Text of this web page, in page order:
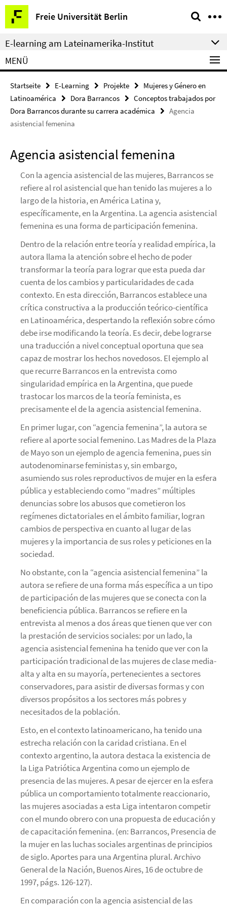
Springe
direkt
zu
Inhalt
Freie Universität Berlin
Service-
Navigation
E-learning am Lateinamerika-Institut
MENÜ
Startseite E-Learning Projekte
Mujeres y Género en
Latinoamérica
Dora Barrancos
Conceptos trabajados por
Dora Barrancos durante su carrera académica
Agencia
asistencial femenina
Agencia asistencial femenina
Con la agencia asistencial de las mujeres, Barrancos se
refiere al rol asistencial que han tenido las mujeres a lo
largo de la historia, en América Latina y,
específicamente, en la Argentina. La agencia asistencial
femenina es una forma de participación femenina.
Dentro de la relación entre teoría y realidad empírica, la
autora llama la atención sobre el hecho de poder
transformar la teoría para lograr que esta pueda dar
cuenta de los cambios y particularidades de cada
contexto. En esta dirección, Barrancos establece una
crítica constructiva a la producción teórico-científica
en Latinoamérica, despertando la reflexión sobre cómo
debe irse modificando la teoría. Es decir, debe lograrse
una traducción a nivel conceptual oportuna que sea
capaz de mostrar los hechos novedosos. El ejemplo al
que recurre Barrancos en la entrevista como
singularidad empírica en la Argentina, que puede
trastocar los marcos de la teoría feminista, es
precisamente el de la agencia asistencial femenina.
En primer lugar, con “agencia femenina”, la autora se
refiere al aporte social femenino. Las Madres de la Plaza
de Mayo son un ejemplo de agencia femenina, pues sin
autodenominarse feministas y, sin embargo,
asumiendo sus roles reproductivos de mujer en la esfera
pública y estableciendo como “madres” múltiples
denuncias sobre los abusos que cometieron los
regímenes dictatoriales en el ámbito familiar, logran
cambios de perspectiva en cuanto al lugar de las
mujeres y la importancia de sus roles y peticiones en la
sociedad.
No obstante, con la “agencia asistencial femenina” la
autora se refiere de una forma más específica a un tipo
de participación de las mujeres que se conecta con la
beneficiencia pública. Barrancos se refiere en la
entrevista al menos a dos áreas que tienen que ver con
la prestación de servicios sociales: por un lado, la
agencia asistencial femenina ha tenido que ver con la
participación tradicional de las mujeres de clase media-
alta y alta en su mayoría, pertenecientes a sectores
conservadores, para asistir de diversas formas y con
diversos propósitos a los sectores más pobres y
necesitados de la población.
Esto, en el contexto latinoamericano, ha tenido una
estrecha relación con la caridad cristiana. En el
contexto argentino, la autora destaca la existencia de
la Liga Patriótica Argentina como un ejemplo de
presencia de las mujeres. A pesar de ejercer en la esfera
pública un comportamiento totalmente reaccionario,
las mujeres asociadas a esta Liga intentaron competir
con el mundo obrero con una propuesta de educación y
de capacitación femenina. (en: Barrancos, Presencia de
la mujer en las luchas sociales argentinas de principios
de siglo. Aportes para una Argentina plural. Archivo
General de la Nación, Buenos Aires, 16 de octubre de
1997, págs. 126-127).
En comparación con la agencia asistencial de las